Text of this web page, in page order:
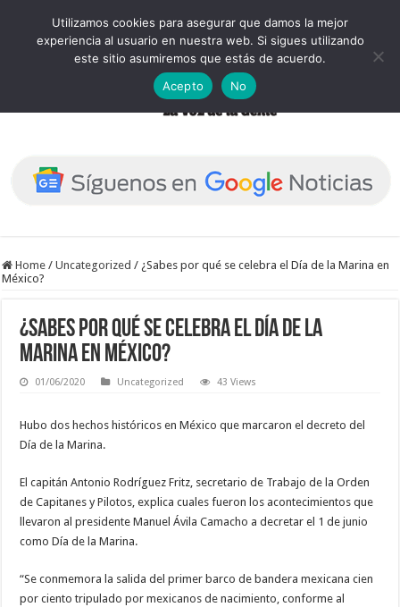
Home / Uncategorized / ¿Sabes por qué se celebra el Día de la Marina en
México?
¿Sabes por qué se celebra el Día de la
Marina en México?
01/06/2020 Uncategorized 43 Views
Hubo dos hechos históricos en México que marcaron el decreto del
Día de la Marina.
El capitán Antonio Rodríguez Fritz, secretario de Trabajo de la Orden
de Capitanes y Pilotos, explica cuales fueron los acontecimientos que
llevaron al presidente Manuel Ávila Camacho a decretar el 1 de junio
como Día de la Marina.
“Se conmemora la salida del primer barco de bandera mexicana cien
por ciento tripulado por mexicanos de nacimiento, conforme al
Utilizamos cookies para asegurar que damos la mejor
experiencia al usuario en nuestra web. Si sigues utilizando
este sitio asumiremos que estás de acuerdo.
Acepto
No